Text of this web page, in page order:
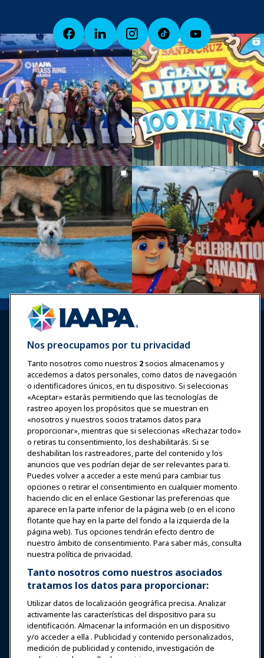
Iniciar sesión Únete ahora
Premios Carreras
Contacto
Expos y Eventos
Noticias y Funworld
Educación
Seguridad y protección
Defensa
Investigación y Reportes
Acerca de IAAPA
Socios
Nos preocupamos por tu privacidad
Tanto nosotros como nuestros 2socios almacenamos y
accedemos a datos personales, como datos de navegación
o identificadores únicos, en tu dispositivo. Si seleccionas
«Aceptar» estarás permitiendo que las tecnologías de
rastreo apoyen los propósitos que se muestran en
«nosotros y nuestros socios tratamos datos para
proporcionar», mientras que si seleccionas «Rechazar todo»
o retiras tu consentimiento, los deshabilitarás. Si se
deshabilitan los rastreadores, parte del contenido y los
anuncios que ves podrían dejar de ser relevantes para ti.
Puedes volver a acceder a este menú para cambiar tus
opciones o retirar el consentimiento en cualquier momento
haciendo clic en el enlace Gestionar las preferencias que
aparece en la parte inferior de la página web (o en el icono
flotante que hay en la parte del fondo a la izquierda de la
página web). Tus opciones tendrán efecto dentro de
nuestro ámbito de consentimiento. Para saber más, consulta
nuestra política de privacidad.
Tanto nosotros como nuestros asociados
tratamos los datos para proporcionar:
Utilizar datos de localización geográfica precisa. Analizar
activamente las características del dispositivo para su
identificación. Almacenar la información en un dispositivo
y/o acceder a ella . Publicidad y contenido personalizados,
medición de publicidad y contenido, investigación de